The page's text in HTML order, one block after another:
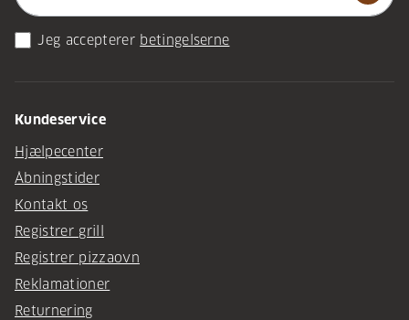
Jeg accepterer betingelserne
Kundeservice
Hjælpecenter
Åbningstider
Kontakt os
Registrer grill
Registrer pizzaovn
Reklamationer
Returnering